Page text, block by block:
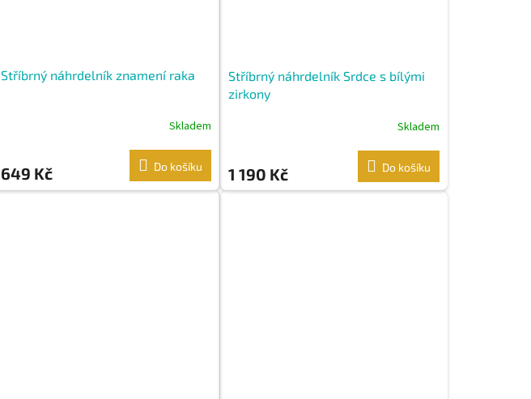
Stříbrný náhrdelník znamení raka
Skladem
649 Kč Do košíku
Stříbrný náhrdelník Srdce s bílými
zirkony
Skladem
1 190 Kč Do košíku